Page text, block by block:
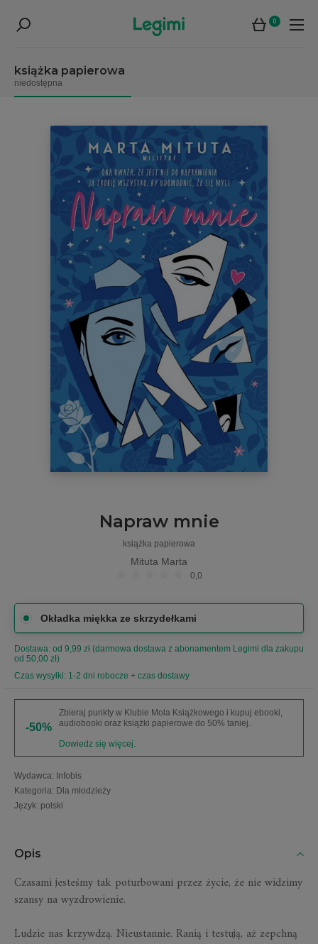
0
książka papierowa
niedostępna
Napraw mnie
książka papierowa
Mituta Marta
0,0
Okładka miękka ze skrzydełkami
Dostawa: od 9,99 zł (darmowa dostawa z abonamentem Legimi dla zakupu
od 50,00 zł)
Czas wysyłki: 1-2 dni robocze + czas dostawy
-50%
Zbieraj punkty w Klubie Mola Książkowego i kupuj ebooki,
audiobooki oraz książki papierowe do 50% taniej.
Dowiedz się więcej.
Wydawca: Infobis
Kategoria: Dla młodzieży
Język: polski
Opis
Czasami jesteśmy tak poturbowani przez życie, że nie widzimy
szansy na wyzdrowienie.
Ludzie nas krzywdzą. Nieustannie. Ranią i testują, aż zepchną